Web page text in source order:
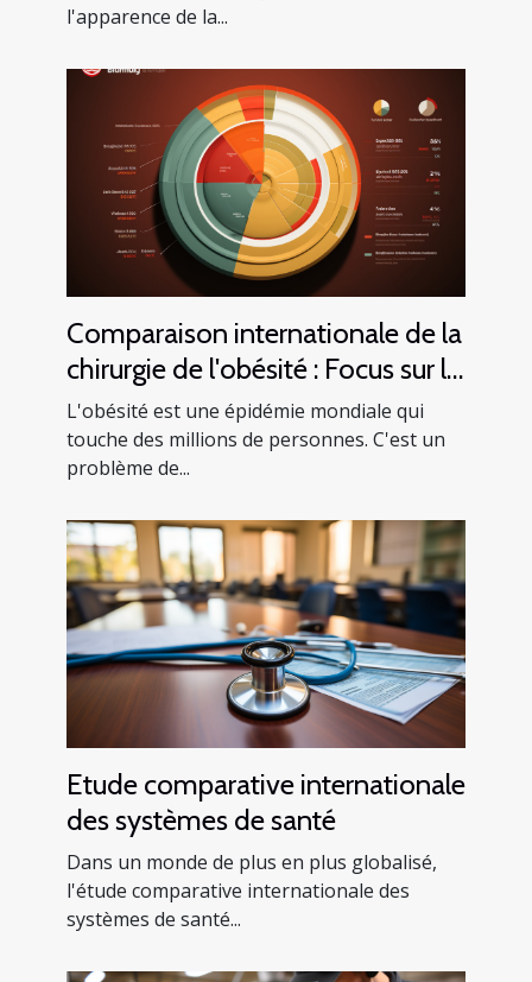
l'apparence de la...
Comparaison internationale de la
chirurgie de l'obésité : Focus sur la
Tunisie
L'obésité est une épidémie mondiale qui
touche des millions de personnes. C'est un
problème de...
Etude comparative internationale
des systèmes de santé
Dans un monde de plus en plus globalisé,
l'étude comparative internationale des
systèmes de santé...